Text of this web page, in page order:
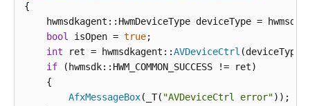
发
{
hwmsdkagent::HwmDeviceType deviceType =
bool
isOpen = true;
int ret = hwmsdkagent::AVDeviceCtrl
if (hwmsdk::HWM_COMMON_SUCCESS != ret)
    {
AfxMessageBox(_T( "AVDeviceCtrl error"));